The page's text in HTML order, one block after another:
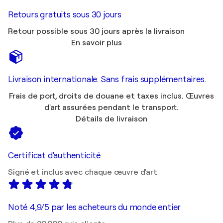
Retours gratuits sous 30 jours
Retour possible sous 30 jours après la livraison
En savoir plus
Livraison internationale. Sans frais supplémentaires.
Frais de port, droits de douane et taxes inclus. Œuvres
d'art assurées pendant le transport.
Détails de livraison
Certificat d'authenticité
Signé et inclus avec chaque œuvre d'art
Noté 4,9/5 par les acheteurs du monde entier